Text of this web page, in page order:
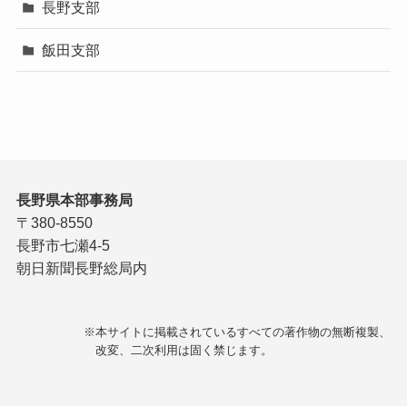
長野支部
飯田支部
長野県本部事務局
〒380-8550
長野市七瀬4-5
朝日新聞長野総局内
※本サイトに掲載されているすべての著作物の無断複製、
改変、二次利用は固く禁じます。